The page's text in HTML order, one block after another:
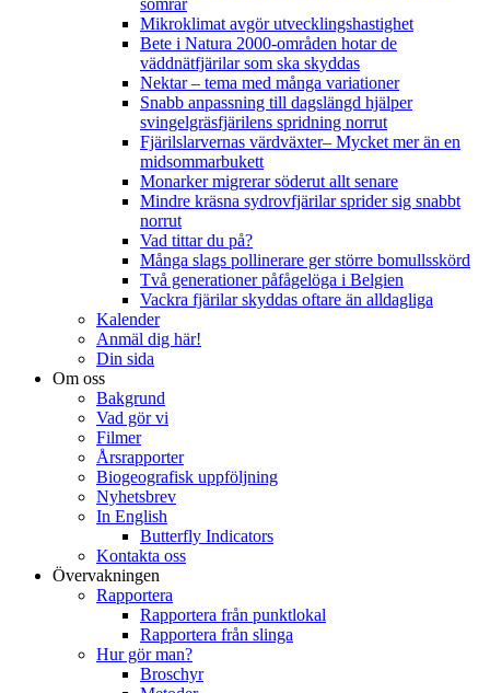
Mikroklimat avgör utvecklingshastighet
Bete i Natura 2000-områden hotar de
väddnätfjärilar som ska skyddas
Nektar – tema med många variationer
Snabb anpassning till dagslängd hjälper
svingelgräsfjärilens spridning norrut
Fjärilslarvernas värdväxter– Mycket mer än en
midsommarbukett
Monarker migrerar söderut allt senare
Mindre kräsna sydrovfjärilar sprider sig snabbt
norrut
Vad tittar du på?
Många slags pollinerare ger större bomullsskörd
Två generationer påfågelöga i Belgien
Vackra fjärilar skyddas oftare än alldagliga
Kalender
Anmäl dig här!
Din sida
Om oss
Bakgrund
Vad gör vi
Filmer
Årsrapporter
Biogeografisk uppföljning
Nyhetsbrev
In English
Butterfly Indicators
Kontakta oss
Övervakningen
Rapportera
Rapportera från punktlokal
Rapportera från slinga
Hur gör man?
Broschyr